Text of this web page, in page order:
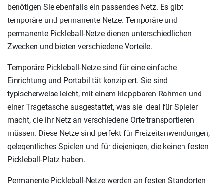
benötigen Sie ebenfalls ein passendes Netz. Es gibt
temporäre und permanente Netze. Temporäre und
permanente Pickleball-Netze dienen unterschiedlichen
Zwecken und bieten verschiedene Vorteile.
Temporäre Pickleball-Netze sind für eine einfache
Einrichtung und Portabilität konzipiert. Sie sind
typischerweise leicht, mit einem klappbaren Rahmen und
einer Tragetasche ausgestattet, was sie ideal für Spieler
macht, die ihr Netz an verschiedene Orte transportieren
müssen. Diese Netze sind perfekt für Freizeitanwendungen,
gelegentliches Spielen und für diejenigen, die keinen festen
Pickleball-Platz haben.
Permanente Pickleball-Netze werden an festen Standorten